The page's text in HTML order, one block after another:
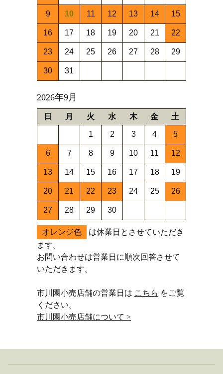
9 10 11 12 13 14 15
16 17 18 19 20 21 22
23 24 25 26 27 28 29
30 31
2026年9月
日 月 火 水 木 金 土
1 2 3 4 5
6 7 8 9 10 11 12
13 14 15 16 17 18 19
20 21 22 23 24 25 26
27 28 29 30
オレンジ色
は休業日とさせていただき
ます。
お問い合わせは営業日に順次回答させて
いただきます。
市川園小売店舗の営業日は こちら をご覧
ください。
市川園小売店舗について >